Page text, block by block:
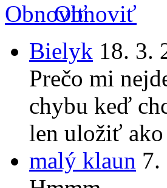
Obnoviť
Bielyk 18. 3.
Prečo mi
chybu keď
len uložiť ako
malý klaun 7.